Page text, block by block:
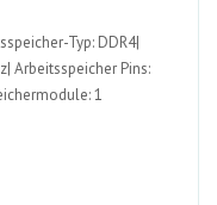
Typ: DDR4|
Arbeitsspeicher Pins:
1